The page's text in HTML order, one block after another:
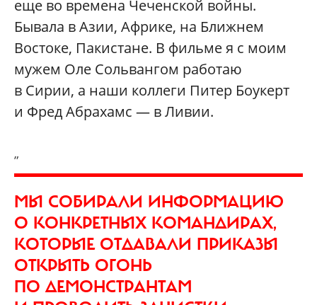
еще во времена Чеченской войны.
Бывала в Азии, Африке, на Ближнем
Востоке, Пакистане. В фильме я с моим
мужем Оле Сольвангом работаю
в Сирии, а наши коллеги Питер Боукерт
и Фред Абрахамс — в Ливии.
„
МЫ СОБИРАЛИ ИНФОРМАЦИЮ
О КОНКРЕТНЫХ КОМАНДИРАХ,
КОТОРЫЕ ОТДАВАЛИ ПРИКАЗЫ
ОТКРЫТЬ ОГОНЬ
ПО ДЕМОНСТРАНТАМ